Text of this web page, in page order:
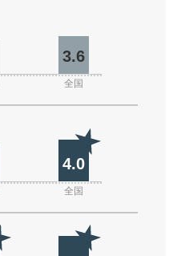
3.6
全国
4.0
全国